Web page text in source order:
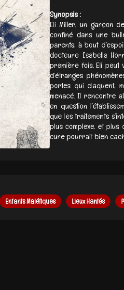
Synopsis :
Eli Miller, un garçon
confiné dans une
parents, à bout
docteure Isabella
première fois, Eli peut
d’étranges
portes qui claquent,
menacé. Il rencontre
en question
que les traitements
plus complexe, et plus
cure pourrait bien
Enfants Maléfiques Lieux Hantés